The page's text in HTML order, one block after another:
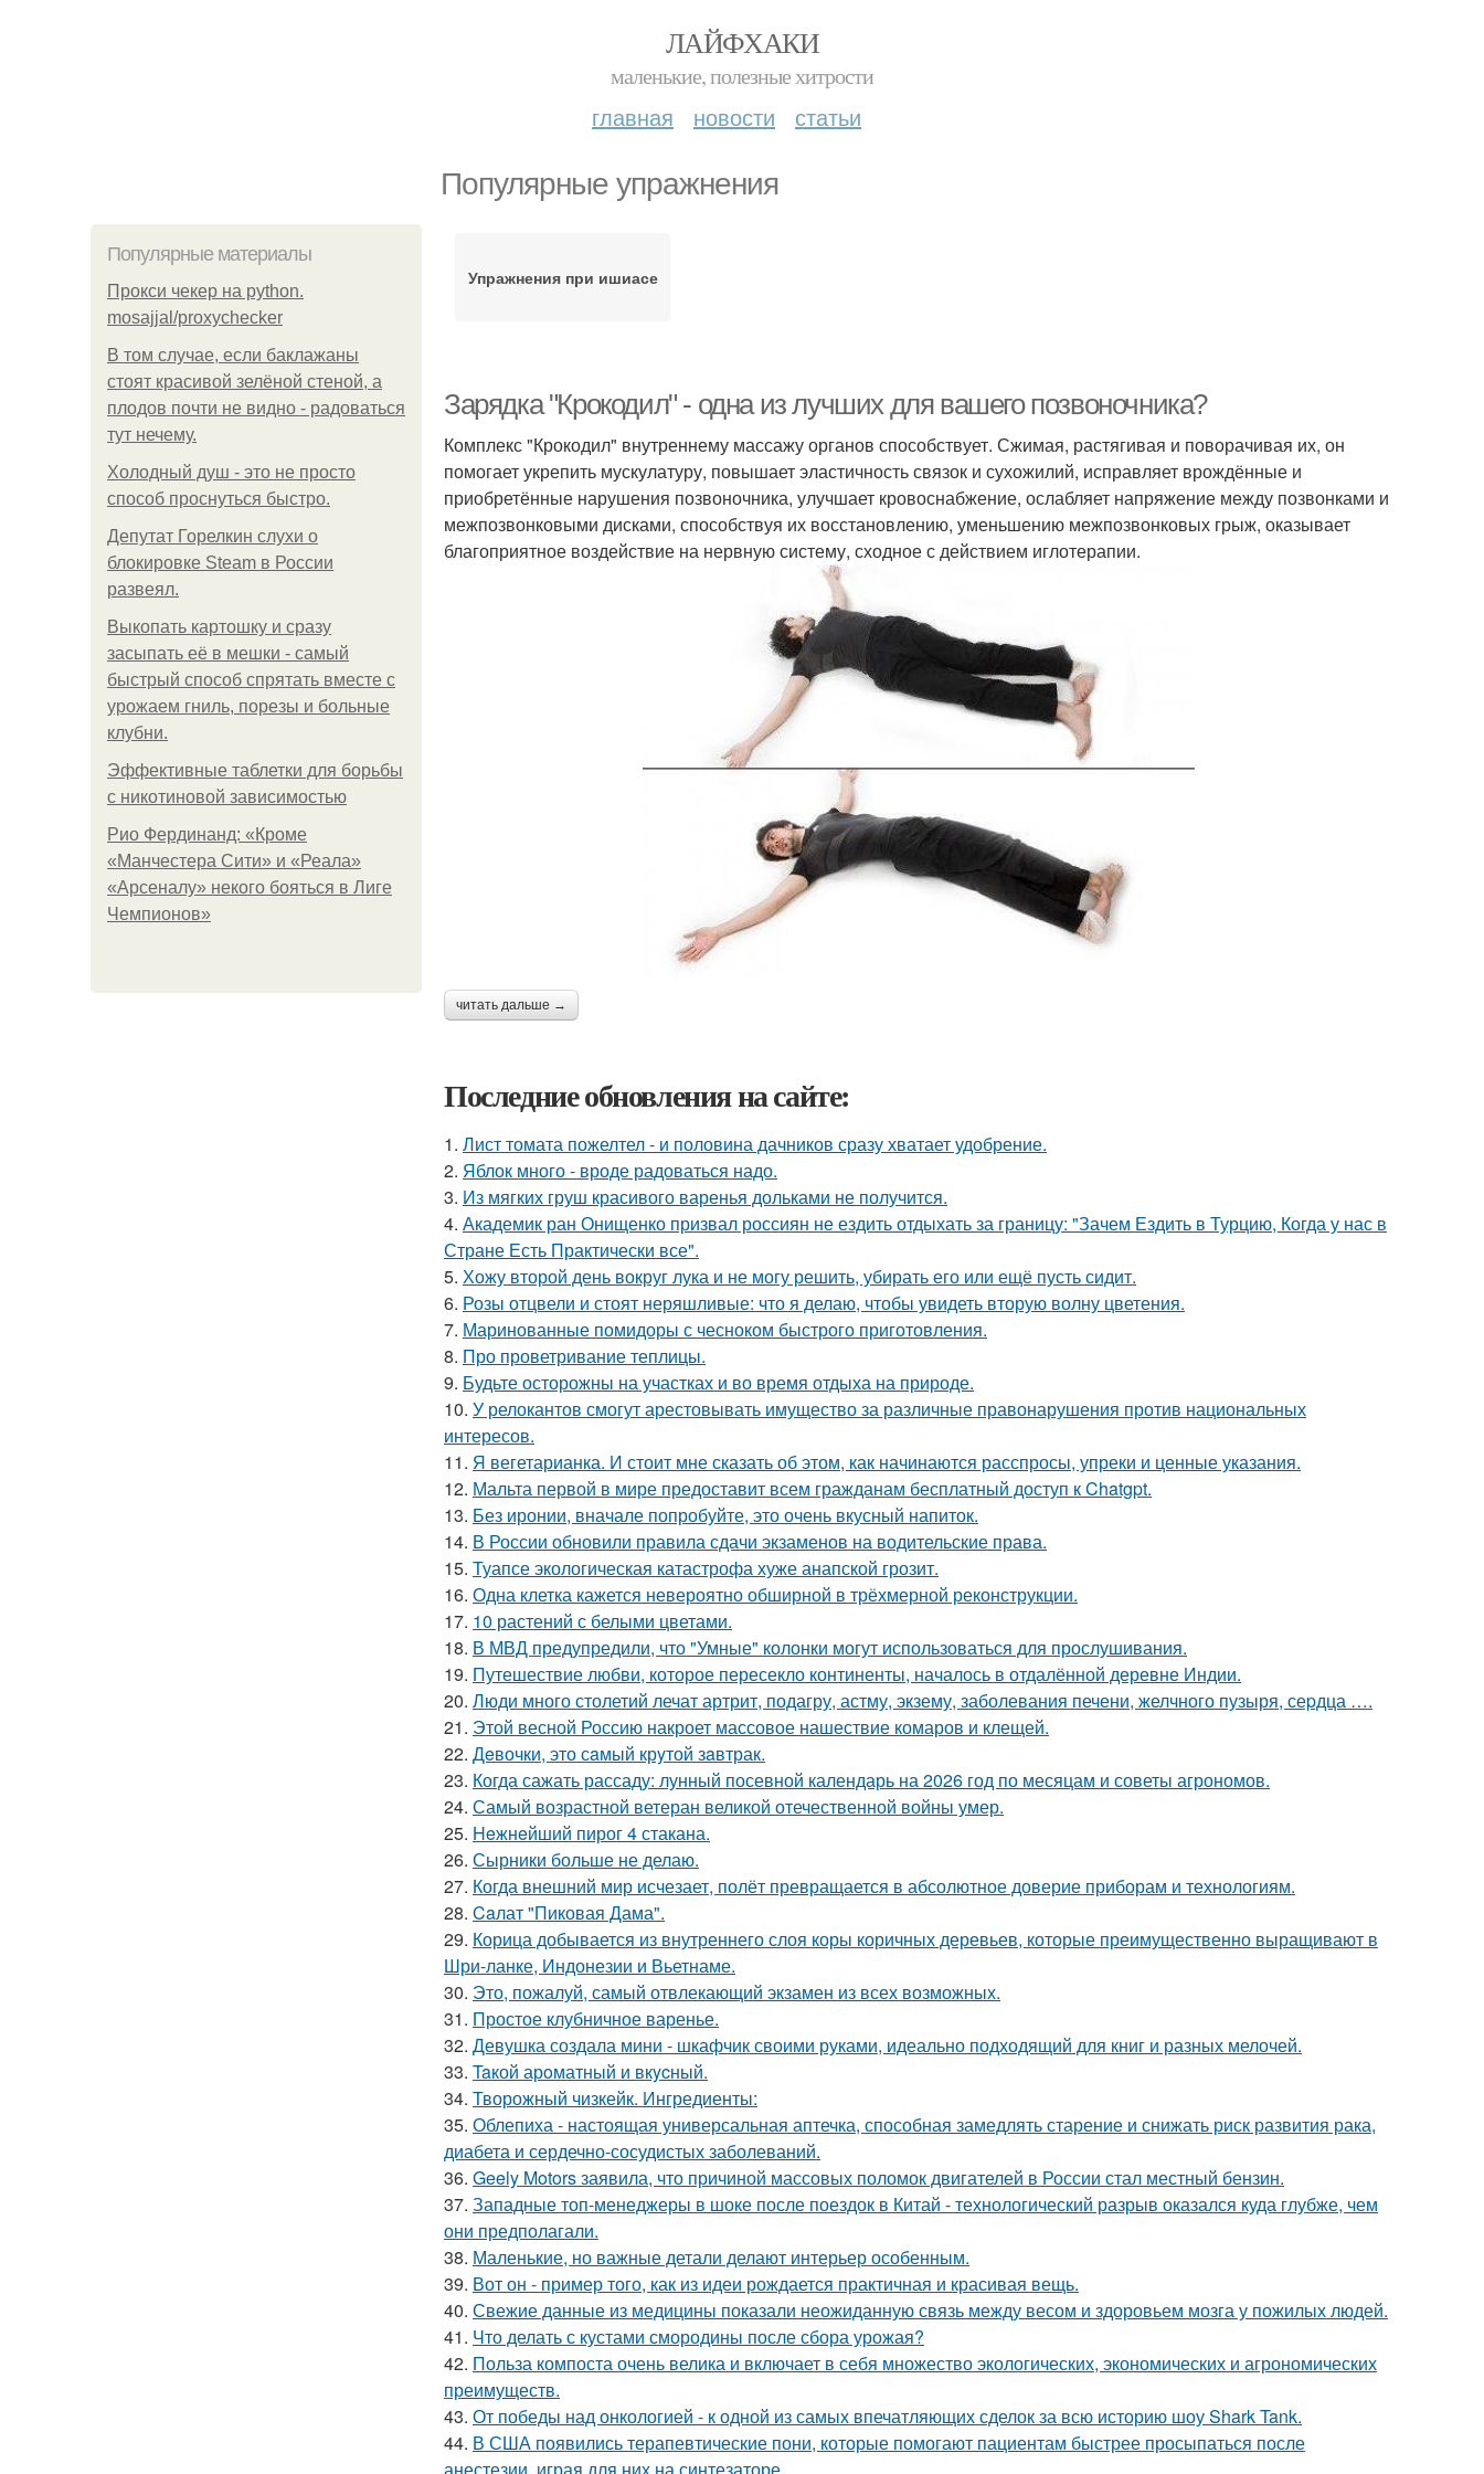
ЛАЙФХАКИ
маленькие, полезные хитрости
главная новости статьи
Популярные упражнения
Популярные материалы
Прокси чекер на python.
mosajjal/proxychecker
В том случае, если баклажаны
стоят красивой зелёной стеной, а
плодов почти не видно - радоваться
тут нечему.
Холодный душ - это не просто
способ проснуться быстро.
Депутат Горелкин слухи о
блокировке Steam в России
развеял.
Выкопать картошку и сразу
засыпать её в мешки - самый
быстрый способ спрятать вместе с
урожаем гниль, порезы и больные
клубни.
Эффективные таблетки для борьбы
с никотиновой зависимостью
Рио Фердинанд: «Кроме
«Манчестера Сити» и «Реала»
«Арсеналу» некого бояться в Лиге
Чемпионов»
Упражнения при ишиасе
Зарядка "Крокодил" - одна из лучших для вашего позвоночника?
Комплекс "Крокодил" внутреннему массажу органов способствует. Сжимая, растягивая и поворачивая их, он
помогает укрепить мускулатуру, повышает эластичность связок и сухожилий, исправляет врождённые и
приобретённые нарушения позвоночника, улучшает кровоснабжение, ослабляет напряжение между позвонками и
межпозвонковыми дисками, способствуя их восстановлению, уменьшению межпозвонковых грыж, оказывает
благоприятное воздействие на нервную систему, сходное с действием иглотерапии.
читать дальше →
Последние обновления на сайте:
1. Лист томата пожелтел - и половина дачников сразу хватает удобрение.
2. Яблок много - вроде радоваться надо.
3. Из мягких груш красивого варенья дольками не получится.
4. Академик ран Онищенко призвал россиян не ездить отдыхать за границу: "Зачем Ездить в Турцию, Когда у нас в
Стране Есть Практически все".
5. Хожу второй день вокруг лука и не могу решить, убирать его или ещё пусть сидит.
6. Розы отцвели и стоят неряшливые: что я делаю, чтобы увидеть вторую волну цветения.
7. Маринованные помидоры с чесноком быстрого приготовления.
8. Про проветривание теплицы.
9. Будьте осторожны на участках и во время отдыха на природе.
10. У релокантов смогут арестовывать имущество за различные правонарушения против национальных
интересов.
11. Я вегетарианка. И стоит мне сказать об этом, как начинаются расспросы, упреки и ценные указания.
12. Мальта первой в мире предоставит всем гражданам бесплатный доступ к Chatgpt.
13. Без иронии, вначале попробуйте, это очень вкусный напиток.
14. В России обновили правила сдачи экзаменов на водительские права.
15. Туапсе экологическая катастрофа хуже анапской грозит.
16. Одна клетка кажется невероятно обширной в трёхмерной реконструкции.
17. 10 растений с белыми цветами.
18. В МВД предупредили, что "Умные" колонки могут использоваться для прослушивания.
19. Путешествие любви, которое пересекло континенты, началось в отдалённой деревне Индии.
20. Люди много столетий лечат артрит, подагру, астму, экзему, заболевания печени, желчного пузыря, сеpдца ….
21. Этой весной Россию накроет массовое нашествие комаров и клещей.
22. Дeвочки, это сaмый крyтой зaвтрак.
23. Когда сажать рассаду: лунный посевной календарь на 2026 год по месяцам и советы агрономов.
24. Самый возрастной ветеран великой отечественной войны умер.
25. Heжнeйший пирог 4 стакана.
26. Сырники больше не делаю.
27. Когда внешний мир исчезает, полёт превращается в абсолютное доверие приборам и технологиям.
28. Caлат "Пиковая Дама".
29. Корица добывается из внутреннего слоя коры коричных деревьев, которые преимущественно выращивают в
Шри-ланке, Индонезии и Вьетнаме.
30. Это, пожалуй, самый отвлекающий экзамен из всех возможных.
31. Простое клубничное варенье.
32. Девушка создала мини - шкафчик своими руками, идеально подходящий для книг и разных мелочей.
33. Taкой арoматный и вкycный.
34. Творожный чизкейк. Ингредиенты:
35. Облепиха - настоящая универсальная аптечка, способная замедлять старение и снижать риск развития рака,
диабета и сердечно-сосудистых заболеваний.
36. Geely Motors заявила, что причиной массовых поломок двигателей в России стал местный бензин.
37. Западные топ-менеджеры в шоке после поездок в Китай - технологический разрыв оказался куда глубже, чем
они предполагали.
38. Маленькие, но важные детали делают интерьер особенным.
39. Вот он - пример того, как из идеи рождается практичная и красивая вещь.
40. Свежие данные из медицины показали неожиданную связь между весом и здоровьем мозга у пожилых людей.
41. Что делать с кустами смородины после сбора урожая?
42. Польза компоста очень велика и включает в себя множество экологических, экономических и агрономических
преимуществ.
43. От победы над онкологией - к одной из самых впечатляющих сделок за всю историю шоу Shark Tank.
44. В США появились терапевтические пони, которые помогают пациентам быстрее просыпаться после